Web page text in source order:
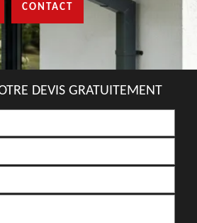
CONTACT
DEVIS GRATUITEMENT